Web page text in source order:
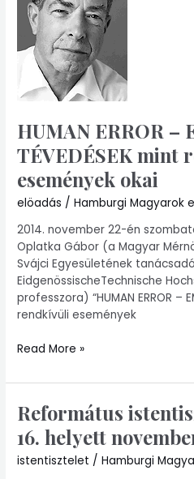
HUMAN ERROR –
TÉVEDÉSEK mint
események okai
elöadás /Hamburgi Magyarok
2014. november 22-én
Oplatka Gábor (a Magyar
Svájci Egyesületének
EidgenössischeTechnische
professzora) “HUMAN ERROR –
rendkívüli események
EMBERI
TÉVEDÉSEK
mint
rendkívüli
események
okai
Read More »
Református
16. helyett
istentisztelet /Hamburgi
Református
istentisztelet
(november
16.